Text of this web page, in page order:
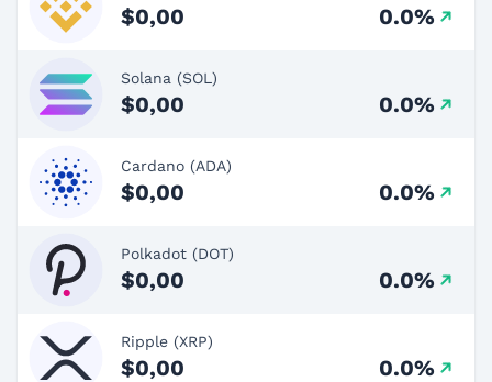
$0,00 0.0%
Solana (SOL)
$0,00 0.0%
Cardano (ADA)
$0,00 0.0%
Polkadot (DOT)
$0,00 0.0%
Ripple (XRP)
$0,00 0.0%